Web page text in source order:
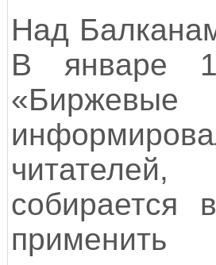
Над
В январе
собирается